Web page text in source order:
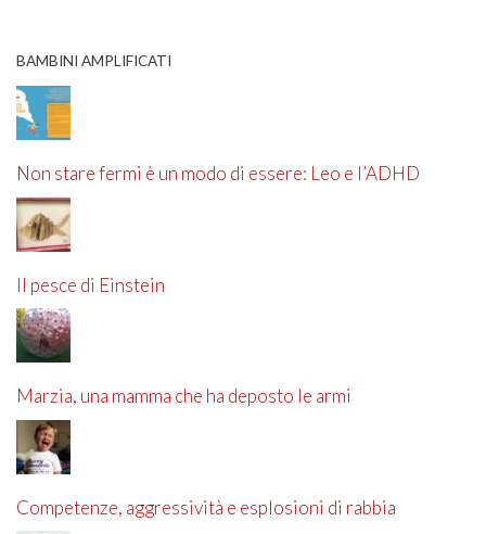
BAMBINI AMPLIFICATI
Non stare fermi è un modo di essere: Leo e l’ADHD
Il pesce di Einstein
Marzia, una mamma che ha deposto le armi
Competenze, aggressività e esplosioni di rabbia